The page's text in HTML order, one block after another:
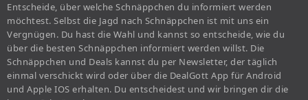
Entscheide, über welche Schnäppchen du informiert werden
möchtest. Selbst die Jagd nach Schnäppchen ist mit uns ein
Vergnügen. Du hast die Wahl und kannst so entscheide, wie du
über die besten Schnäppchen informiert werden willst. Die
Schnäppchen und Deals kannst du per Newsletter, der täglich
einmal verschickt wird oder über die DealGott App für Android
und Apple IOS erhalten. Du entscheidest und wir bringen dir die